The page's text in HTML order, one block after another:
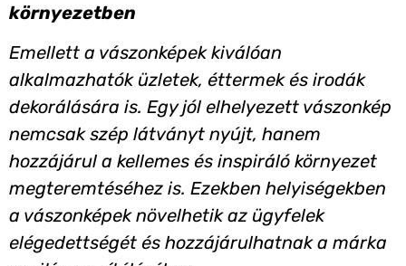
környezetben
Emellett a vászonképek kiválóan
alkalmazhatók üzletek, éttermek és irodák
dekorálására is. Egy jól elhelyezett vászonkép
nemcsak szép látványt nyújt, hanem
hozzájárul a kellemes és inspiráló környezet
megteremtéséhez is. Ezekben helyiségekben
a vászonképek növelhetik az ügyfelek
elégedettségét és hozzájárulhatnak a márka